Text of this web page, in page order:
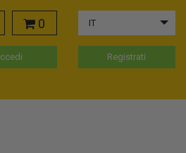
0 IT
Registrati